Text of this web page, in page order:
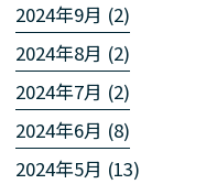
2024年9月 (2)
2024年8月 (2)
2024年7月 (2)
2024年6月 (8)
2024年5月 (13)